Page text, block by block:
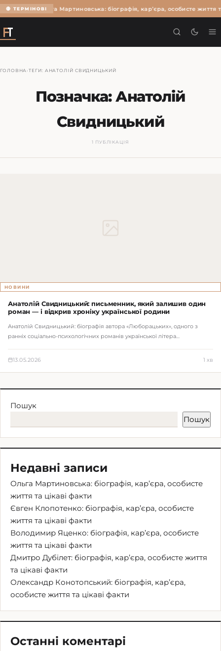
🔴 ТЕРМІНОВІОльга Мартиновська: біографія, кар’єра, особисте життя
ГОЛОВНА ›ТЕГИ: АНАТОЛІЙ СВИДНИЦЬКИЙ
Позначка:Анатолій
Свидницький
1 ПУБЛІКАЦІЯ
НОВИНИ
Анатолій Свидницький: письменник, який залишив один
роман — і відкрив хроніку української родини
Анатолій Свидницький: біографія автора «Люборацьких», одного з
ранніх соціально-психологічних романів української літера…
13.05.2026 1 хв
Пошук
Пошук
Недавні записи
Ольга Мартиновська: біографія, кар’єра, особисте
життя та цікаві факти
Євген Клопотенко: біографія, кар’єра, особисте
життя та цікаві факти
Володимир Яценко: біографія, кар’єра, особисте
життя та цікаві факти
Дмитро Дубілет: біографія, кар’єра, особисте життя
та цікаві факти
Олександр Конотопський: біографія, кар’єра,
особисте життя та цікаві факти
Останні коментарі